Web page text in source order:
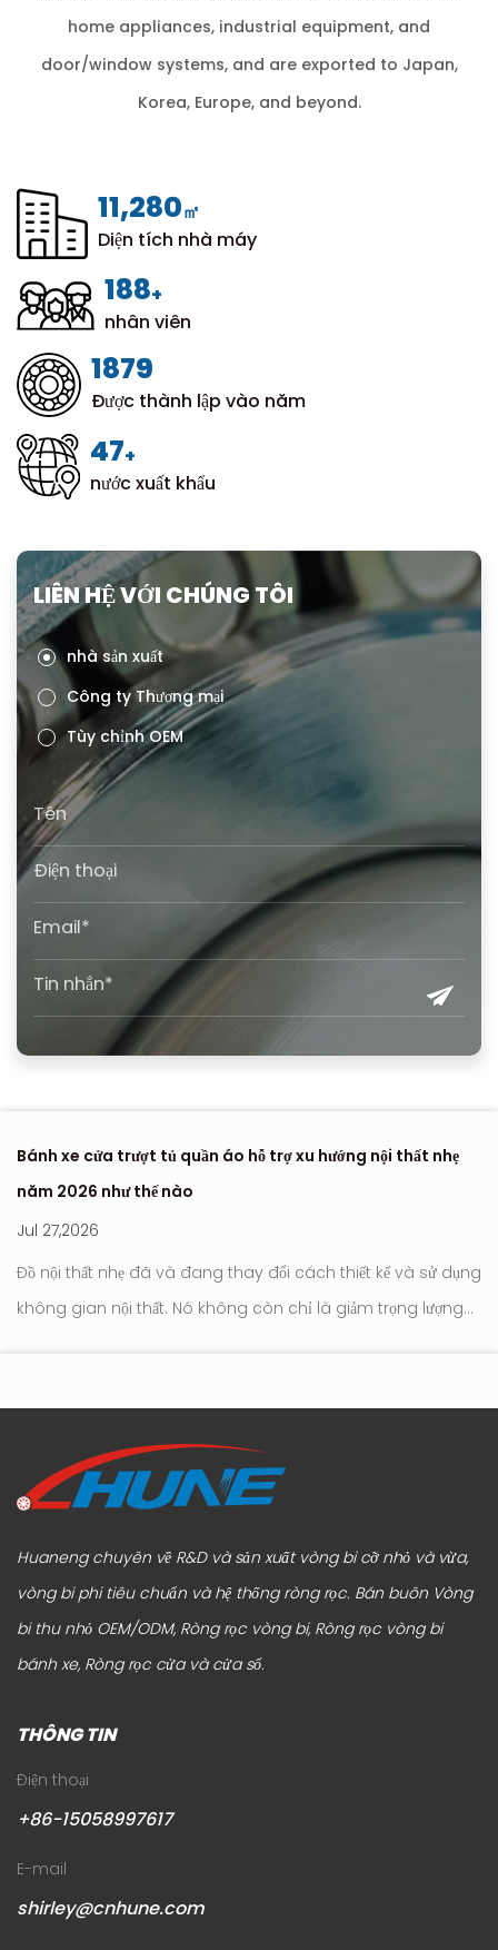
12,000㎡
Diện tích nhà máy
200+
nhân viên
1999
Được thành lập vào năm
50+
nước xuất khẩu
home appliances, industrial equipment, and
door/window systems, and are exported to Japan,
Korea, Europe, and beyond.
LIÊN HỆ VỚI CHÚNG TÔI
nhà sản xuất
Công ty Thương mại
Tùy chỉnh OEM
Bánh xe cửa trượt tủ quần áo hỗ trợ xu hướng nội thất nhẹ
năm 2026 như thế nào
Jul 27,2026
Đồ nội thất nhẹ đã và đang thay đổi cách thiết kế và sử dụng
không gian nội thất. Nó không còn chỉ là giảm trọng lượng
Huaneng chuyên về R&D và sản xuất vòng bi cỡ nhỏ và vừa,
vòng bi phi tiêu chuẩn và hệ thống ròng rọc. Bán buôn Vòng
bi thu nhỏ OEM/ODM, Ròng rọc vòng bi, Ròng rọc vòng bi
bánh xe, Ròng rọc cửa và cửa sổ.
THÔNG TIN
Điện thoại
+86-15058997617
E-mail
shirley@cnhune.com